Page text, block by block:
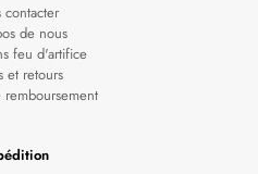
contacter
de nous
feu d'artifice
et retours